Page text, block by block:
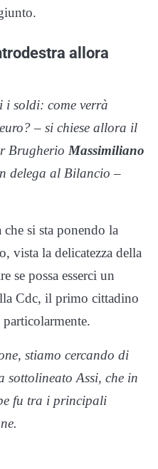
allora
soldi: come verrà
– si chiese allora il
BrugherioMassimiliano
delega al Bilancio –
che si sta ponendo la
vista la delicatezza della
se possa esserci un
Cdc, il primo cittadino
stiamo cercando di
sottolineato Assi, che in
fu tra i principali